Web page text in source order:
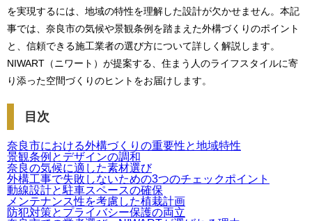
を実現するには、地域の特性を理解した設計が欠かせません。本記
事では、奈良市の気候や景観条例を踏まえた外構づくりのポイント
と、信頼できる施工業者の選び方について詳しく解説します。
NIWART（ニワート）が提案する、住まう人のライフスタイルに寄
り添った空間づくりのヒントをお届けします。
目次
奈良市における外構づくりの重要性と地域特性
景観条例とデザインの調和
奈良の気候に適した素材選び
外構工事で失敗しないための3つのチェックポイント
動線設計と駐車スペースの確保
メンテナンス性を考慮した植栽計画
防犯対策とプライバシー保護の両立